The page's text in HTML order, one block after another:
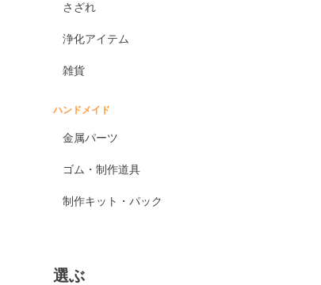
さざれ
浄化アイテム
雑貨
ハンドメイド
金属パーツ
ゴム・制作道具
制作キット・パック
選ぶ